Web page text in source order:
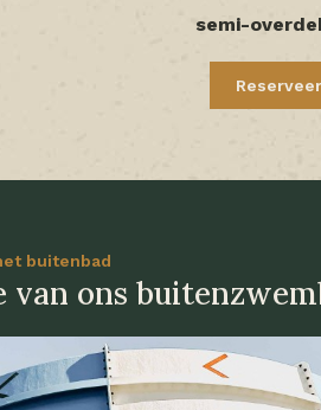
semi-
buitenbad
van ons